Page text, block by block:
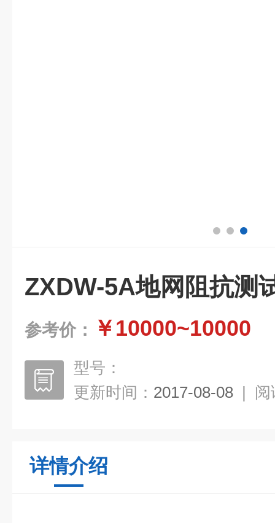
ZXDW-5A地网阻抗测
参考价： ￥10000~10000
型号：
更新时间： 2017-08-08 | 阅
详情介绍